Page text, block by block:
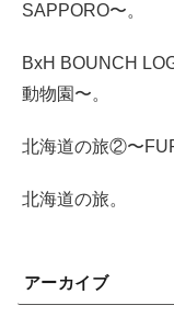
SAPPORO〜。
BxH BOUNCH
動物園〜。
北海道の旅②〜
北海道の旅。
アーカイブ